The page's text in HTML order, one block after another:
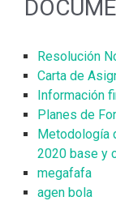
Resolución
Carta de
Información
Planes de
Metodología
2020 base y
megafafa
agen bola